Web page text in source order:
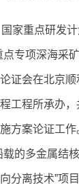
家重点研发
点专项深海采
证会在北京顺
工程所承办
方案论证工
载的多金属结
分离技术”项